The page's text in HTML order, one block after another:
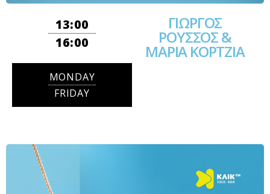
13:00
16:00
MONDAY
FRIDAY
ΓΙΩΡΓΟΣ
ΡΟΥΣΣΟΣ &
ΜΑΡΙΑ ΚΟΡΤΖΙΑ